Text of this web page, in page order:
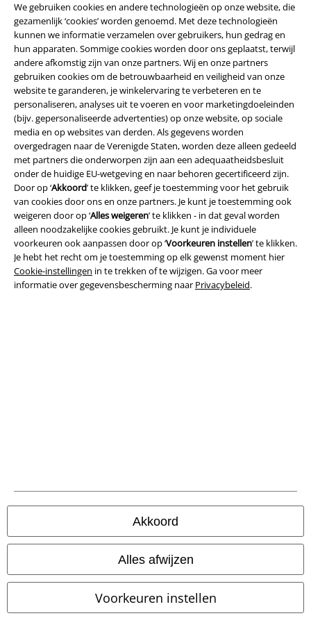
We gebruiken cookies en andere technologieën op onze website, die
gezamenlijk ‘cookies’ worden genoemd. Met deze technologieën
kunnen we informatie verzamelen over gebruikers, hun gedrag en
hun apparaten. Sommige cookies worden door ons geplaatst, terwijl
andere afkomstig zijn van onze partners. Wij en onze partners
gebruiken cookies om de betrouwbaarheid en veiligheid van onze
website te garanderen, je winkelervaring te verbeteren en te
personaliseren, analyses uit te voeren en voor marketingdoeleinden
(bijv. gepersonaliseerde advertenties) op onze website, op sociale
media en op websites van derden. Als gegevens worden
overgedragen naar de Verenigde Staten, worden deze alleen gedeeld
met partners die onderworpen zijn aan een adequaatheidsbesluit
onder de huidige EU-wetgeving en naar behoren gecertificeerd zijn.
Door op ‘Akkoord’ te klikken, geef je toestemming voor het gebruik
van cookies door ons en onze partners. Je kunt je toestemming ook
weigeren door op ‘Alles weigeren’ te klikken - in dat geval worden
alleen noodzakelijke cookies gebruikt. Je kunt je individuele
voorkeuren ook aanpassen door op ‘Voorkeuren instellen’ te klikken.
Je hebt het recht om je toestemming op elk gewenst moment hier
Cookie-instellingen in te trekken of te wijzigen. Ga voor meer
informatie over gegevensbescherming naar Privacybeleid.
Akkoord
Alles afwijzen
Voorkeuren instellen
Over Large
Partnerprogramma's
Duurzaamheid
Word lid van onze online community!
PostNL Pickup
large app
Download gratis de nieuwe large app en profiteer van alle nieuwe